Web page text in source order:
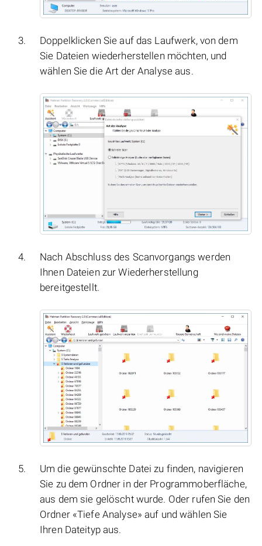
Doppelklicken Sie auf das Laufwerk, von dem
Sie Dateien wiederherstellen möchten, und
wählen Sie die Art der Analyse aus.
Nach Abschluss des Scanvorgangs werden
Ihnen Dateien zur Wiederherstellung
bereitgestellt.
Um die gewünschte Datei zu finden, navigieren
Sie zu dem Ordner in der Programmoberfläche,
aus dem sie gelöscht wurde. Oder rufen Sie den
Ordner «Tiefe Analyse» auf und wählen Sie
Ihren Dateityp aus.